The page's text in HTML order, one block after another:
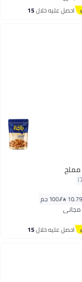
احصل عليه خلال15
مملح
احصل عليه خلال15